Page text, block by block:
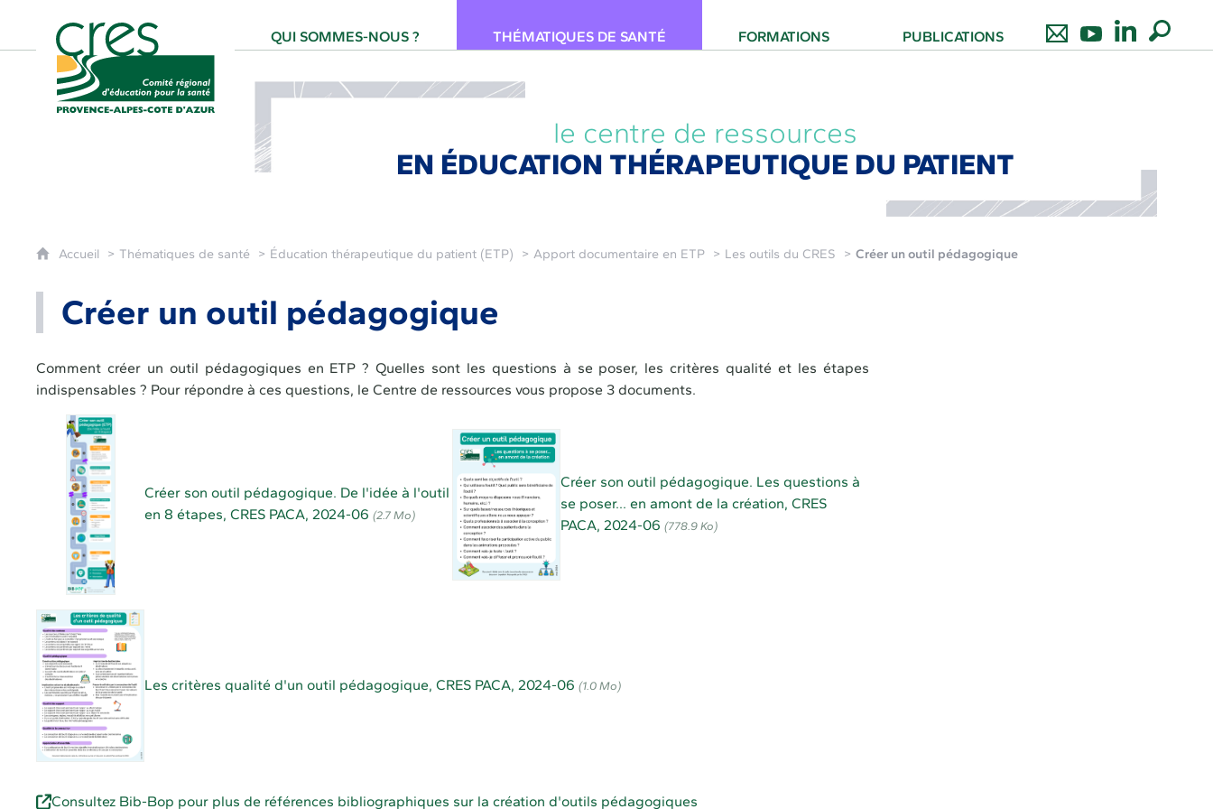
QUI SOMMES-NOUS ?
THÉMATIQUES DE SANTÉ FORMATIONS PUBLICATIONS
Accueil Thématiques de santé Éducation thérapeutique du patient (ETP) Apport documentaire en ETP Les outils du CRES Créer un outil pédagogique
le centre de ressources
EN ÉDUCATION THÉRAPEUTIQUE DU PATIENT
Créer un outil pédagogique
Comment créer un outil pédagogiques en ETP ? Quelles sont les questions à se poser, les critères qualité et les étapes
indispensables ? Pour répondre à ces questions, le Centre de ressources vous propose 3 documents.
Créer son outil pédagogique. De l'idée à l'outil
en 8 étapes, CRES PACA, 2024-06(2.7 Mo)
Créer son outil pédagogique. Les questions à
se poser... en amont de la création, CRES
PACA, 2024-06(778.9 Ko)
Les critères qualité d'un outil pédagogique, CRES PACA, 2024-06(1.0 Mo)
Consultez Bib-Bop pour plus de références bibliographiques sur la création d'outils pédagogiques